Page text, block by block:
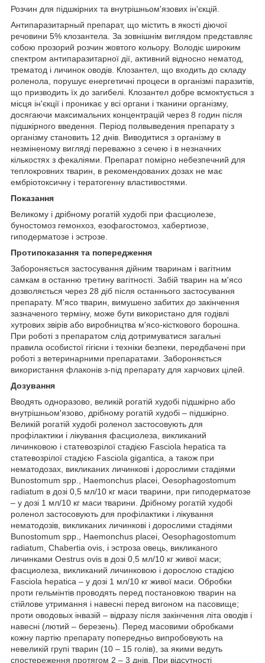
Розчин для підшкірних та внутрішньом'язових ін'єкцій.
Антипаразитарный препарат, що містить в якості діючої
речовини 5% клозантела. За зовнішнім виглядом представляє
собою прозорий розчин жовтого кольору. Володіє широким
спектром антипаразитарної дії, активний відносно нематод,
трематод і личинок оводів. Клозантел, що входить до складу
роленола, порушує енергетичні процеси в організмі паразитів,
що призводить їх до загибелі. Клозантел добре всмоктується з
місця ін'єкції і проникає у всі органи і тканини організму,
досягаючи максимальних концентрацій через 8 годин після
підшкірного введення. Період полвыведения препарату з
організму становить 12 днів. Виводитися з організму в
незміненому вигляді переважно з сечею і в незначних
кількостях з фекаліями. Препарат помірно небезпечний для
теплокровних тварин, в рекомендованих дозах не має
ембріотоксичну і тератогенну властивостями.
Показання
Великому і дрібному рогатій худобі при фасциолезе,
буностомоз гемонхоз, езофагостомоз, хабертиозе,
гиподерматозе і эстрозе.
Протипоказання та попередження
Забороняється застосування дійним тваринам і вагітним
самкам в останню третину вагітності. Забій тварин на м'ясо
дозволяється через 28 діб після останнього застосування
препарату. М'ясо тварин, вимушено забитих до закінчення
зазначеного терміну, може бути використано для годівлі
хутрових звірів або виробництва м'ясо-кісткового борошна.
При роботі з препаратом слід дотримуватися загальні
правила особистої гігієни і техніки безпеки, передбачені при
роботі з ветеринарними препаратами. Забороняється
використання флаконів з-під препарату для харчових цілей.
Дозування
Вводять одноразово, великій рогатій худобі підшкірно або
внутрішньом'язово, дрібному рогатій худобі – підшкірно.
Великій рогатій худобі роленол застосовують для
профілактики і лікування фасциолеза, викликаний
личинковою і статевозрілої стадією Fasciola hepatica та
статевозрілої стадією Fasciola gigantica, а також при
нематодозах, викликаних личинкові і дорослими стадіями
Bunostomum ѕрр., Haemonchus placei, Oesophagostomum
radiatum в дозі 0,5 мл/10 кг маси тварини, при гиподерматозе
– у дозі 1 мл/10 кг маси тварини. Дрібному рогатій худобі
роленол застосовують для профілактики і лікування
нематодозів, викликаних личинкові і дорослими стадіями
Bunostomum spp., Haemonchus placei, Oesophagostomum
radiatum, Chabertia ovis, і эстроза овець, викликаного
личинками Oestrus ovis в дозі 0,5 мл/10 кг живої маси;
фасциолеза, викликаний личинковою і дорослою стадією
Fasciola hepatica – у дозі 1 мл/10 кг живої маси. Обробки
проти гельмінтів проводять перед постановкою тварин на
стійлове утримання і навесні перед вигоном на пасовище;
проти оводовых інвазій – відразу після закінчення літа оводів і
навесні (лютий – березень). Перед масовими обробками
кожну партію препарату попередньо випробовують на
невеликій групі тварин (10 – 15 голів), за якими ведуть
спостереження протягом 2 – 3 днів. При відсутності